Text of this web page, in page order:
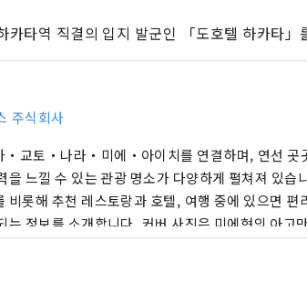
카타역 직결의 입지 발군인 「도호텔 하카타」
주식회사
・교토・나라・미에・아이치를 연결하며, 연선 곳
을 느낄 수 있는 관광 명소가 다양하게 펼쳐져 있습
비롯해 추천 레스토랑과 호텔, 여행 중에 있으면 편
는 정보를 소개합니다. 커버 사진은 미에현의 아고
아고만에서는 크고 작은 섬들이 만들어내는 잔잔한